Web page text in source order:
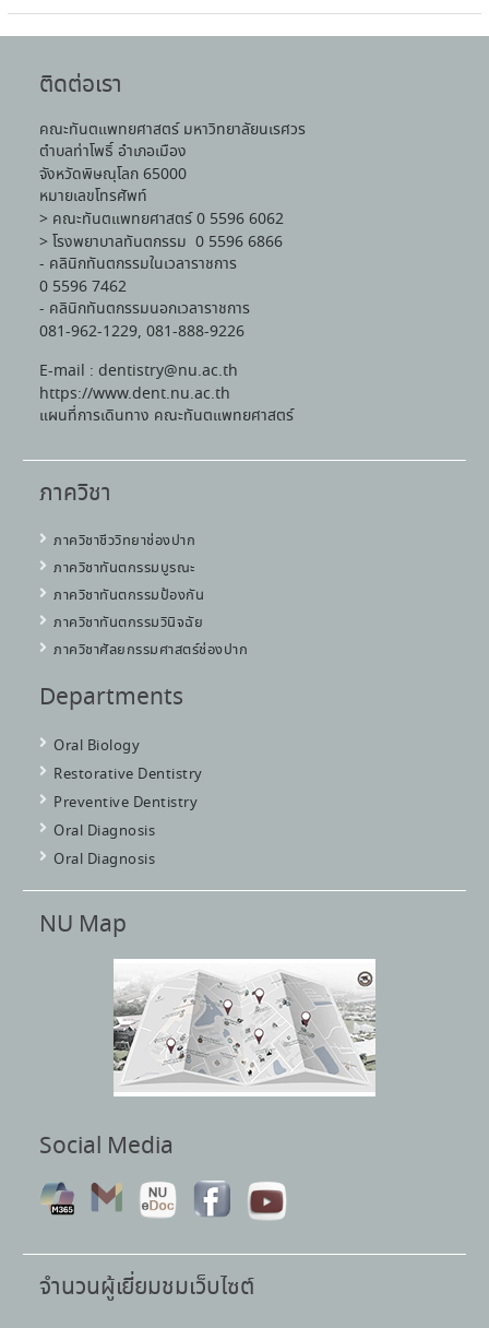
ติดต่อเรา
คณะทันตแพทยศาสตร์ มหาวิทยาลัยนเรศวร
ตำบลท่าโพธิ์ อำเภอเมือง
จังหวัดพิษณุโลก 65000
หมายเลขโทรศัพท์
> คณะทันตแพทยศาสตร์ 0 5596 6062
> โรงพยาบาลทันตกรรม 0 5596 6866
- คลินิกทันตกรรมในเวลาราชการ
0 5596 7462
- คลินิกทันตกรรมนอกเวลาราชการ
081-962-1229, 081-888-9226
E-mail : dentistry@nu.ac.th
https://www.dent.nu.ac.th
แผนที่การเดินทาง คณะทันตแพทยศาสตร์
ภาควิชา
ภาควิชาชีววิทยาช่องปาก
ภาควิชาทันตกรรมบูรณะ
ภาควิชาทันตกรรมป้องกัน
ภาควิชาทันตกรรมวินิจฉัย
ภาควิชาศัลยกรรมศาสตร์ช่องปาก
Departments
Oral Biology
Restorative Dentistry
Preventive Dentistry
Oral Diagnosis
Oral Diagnosis
NU Map
Social Media
จำนวนผู้เยี่ยมชมเว็บไซต์